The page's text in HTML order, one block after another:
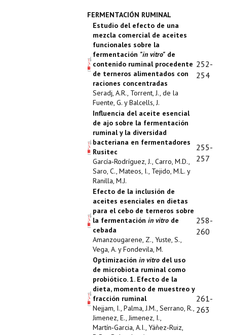
FERMENTACIÓN RUMINAL
Estudio del efecto de una
mezcla comercial de aceites
funcionales sobre la
fermentación "in vitro" de
contenido ruminal procedente
de terneros alimentados con
raciones concentradas
Seradj, A.R., Torrent, J., de la
Fuente, G. y Balcells, J.
252-
254
Influencia del aceite esencial
de ajo sobre la fermentación
ruminal y la diversidad
bacteriana en fermentadores
Rusitec
García‑Rodríguez, J., Carro, M.D.,
Saro, C., Mateos, I., Tejido, M.L. y
Ranilla, M.J.
255-
257
Efecto de la inclusión de
aceites esenciales en dietas
para el cebo de terneros sobre
la fermentación in vitro de
cebada
Amanzougarene, Z., Yuste, S.,
Vega, A. y Fondevila, M.
258-
260
Optimización in vitro del uso
de microbiota ruminal como
probiótico. 1. Efecto de la
dieta, momento de muestreo y
fracción ruminal
Nejjam, I., Palma, J.M., Serrano, R.,
Jimenez, E., Jimenez, I.,
Martín‑Garcia, A.I., Yáñez‑Ruiz,
261-
263